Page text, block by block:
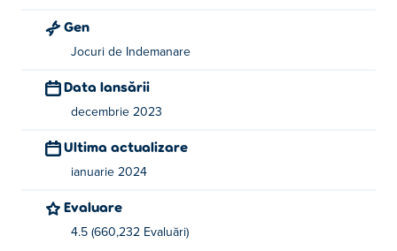
joc al lor Poki:
Puteți juca Watermelon Drop gratuit pe Poki.
Pot să joc Watermelon Drop pe dispozitive
mobile și desktop?
Watermelon Drop poate fi redat pe computer și pe
dispozitive mobile precum telefoane și tablete.
Gen
Jocuri de Indemanare
Data lansării
decembrie 2023
Ultima actualizare
ianuarie 2024
Evaluare
4.5 (660,232 Evaluări)